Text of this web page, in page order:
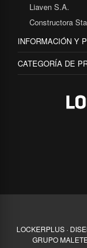
Liaven S.A.
Constructora
INFORMACIÓN Y
CATEGORÍA DE
LOCKERPLUS ·
GRUPO